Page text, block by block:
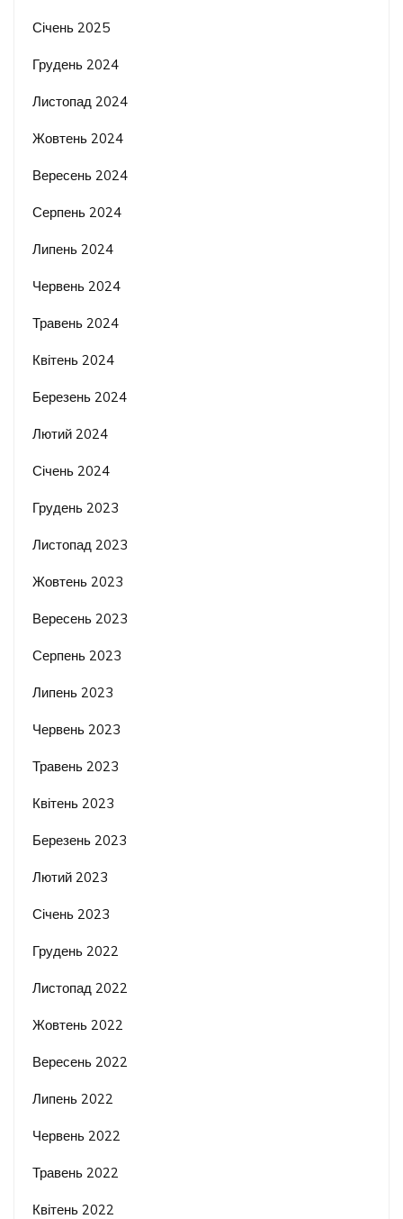
Січень 2025
Грудень 2024
Листопад 2024
Жовтень 2024
Вересень 2024
Серпень 2024
Липень 2024
Червень 2024
Травень 2024
Квітень 2024
Березень 2024
Лютий 2024
Січень 2024
Грудень 2023
Листопад 2023
Жовтень 2023
Вересень 2023
Серпень 2023
Липень 2023
Червень 2023
Травень 2023
Квітень 2023
Березень 2023
Лютий 2023
Січень 2023
Грудень 2022
Листопад 2022
Жовтень 2022
Вересень 2022
Липень 2022
Червень 2022
Травень 2022
Квітень 2022